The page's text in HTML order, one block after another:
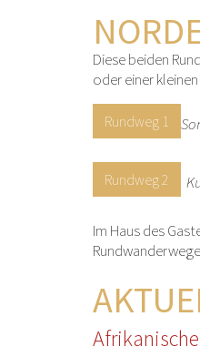
Diese beiden
oder einer
Rundweg 1
Rundweg 2
Im Haus des